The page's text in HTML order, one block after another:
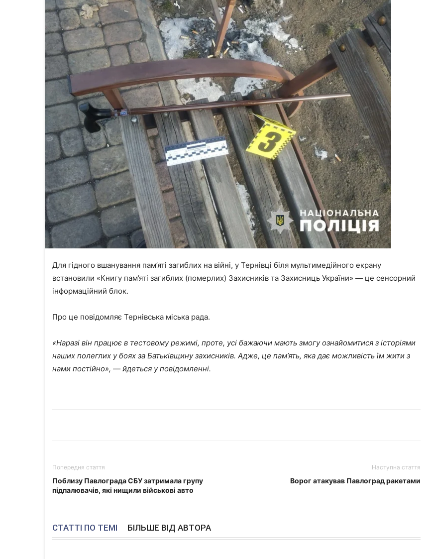
Для гідного вшанування пам’яті загиблих на війні, у Тернівці біля мультимедійного екрану
встановили «Книгу пам’яті загиблих (померлих) Захисників та Захисниць України» ― це сенсорний
інформаційний блок.
Про це повідомляє Тернівська міська рада.
«Наразі він працює в тестовому режимі, проте, усі бажаючи мають змогу ознайомитися з історіями
наших полеглих у боях за Батьківщину захисників. Адже, це пам’ять, яка дає можливість їм жити з
нами постійно», ― йдеться у повідомленні.
Попередня стаття
Поблизу Павлограда СБУ затримала групу
підпалювачів, які нищили військові авто
Наступна стаття
Ворог атакував Павлоград ракетами
СТАТТІ ПО ТЕМІ БІЛЬШЕ ВІД АВТОРА